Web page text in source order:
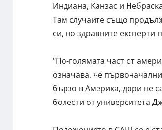
Индиана, Канзас и
Там случаите също
си, но здравните експерти
"По-голямата част от
означава, че
бързо в Америка, дори не
болести от университета